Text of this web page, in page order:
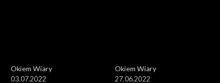
Okiem Wiary
03.07.2022
Okiem Wiary
27.06.2022